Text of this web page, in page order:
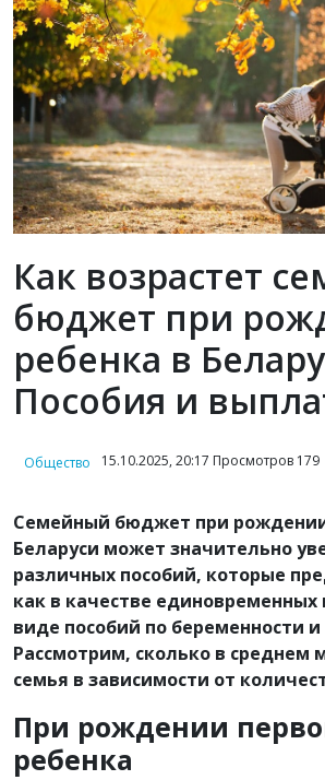
Как возрастет
бюджет при
ребенка в
Пособия и
Общество 15.10.2025, 20:17 Просмотров 179
Семейный бюджет при
Беларуси может значительно
различных пособий, которые
как в качестве единовременных
виде пособий по беременности
Рассмотрим, сколько в среднем
семья в зависимости от
При рождении
ребенка